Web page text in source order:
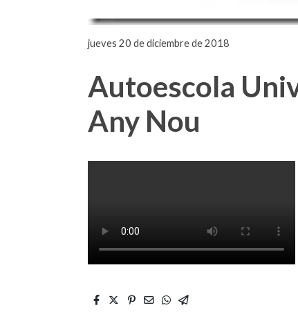
jueves 20 de diciembre de 2018
Autoescola
Any Nou